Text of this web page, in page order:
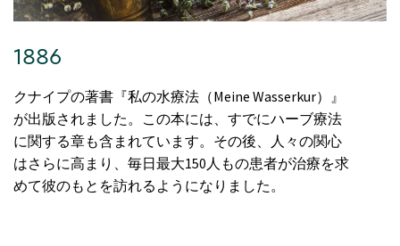
1886
クナイプの著書『私の水療法（Meine Wasserkur）』
が出版されました。この本には、すでにハーブ療法
に関する章も含まれています。その後、人々の関心
はさらに高まり、毎日最大150人もの患者が治療を求
めて彼のもとを訪れるようになりました。